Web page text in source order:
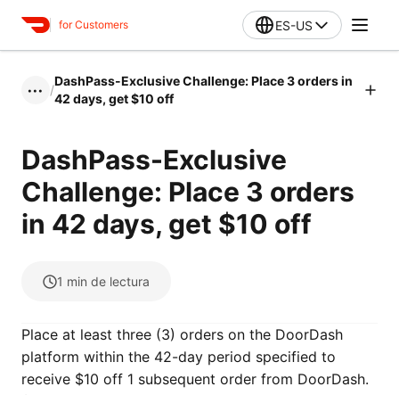
for Customers ES-US
••• /
DashPass-Exclusive Challenge: Place 3 orders in
42 days, get $10 off
DashPass-Exclusive
Challenge: Place 3 orders
in 42 days, get $10 off
1 min de lectura
Place at least three (3) orders on the DoorDash
platform within the 42-day period specified to
receive $10 off 1 subsequent order from DoorDash.